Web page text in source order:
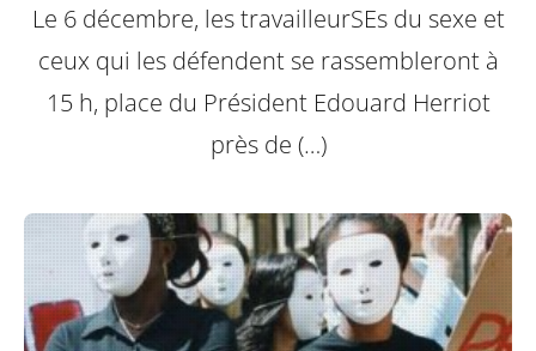
Le 6 décembre, les travailleurSEs du sexe et
ceux qui les défendent se rassembleront à
15 h, place du Président Edouard Herriot
près de (…)